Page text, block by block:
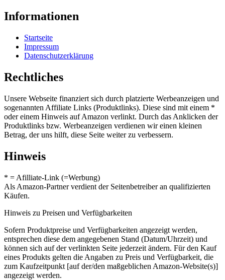
Informationen
Startseite
Impressum
Datenschutzerklärung
Rechtliches
Unsere Webseite finanziert sich durch platzierte Werbeanzeigen und
sogenannten Affiliate Links (Produktlinks). Diese sind mit einem *
oder einem Hinweis auf Amazon verlinkt. Durch das Anklicken der
Produktlinks bzw. Werbeanzeigen verdienen wir einen kleinen
Betrag, der uns hilft, diese Seite weiter zu verbessern.
Hinweis
* = Afilliate-Link (=Werbung)
Als Amazon-Partner verdient der Seitenbetreiber an qualifizierten
Käufen.
Hinweis zu Preisen und Verfügbarkeiten
Sofern Produktpreise und Verfügbarkeiten angezeigt werden,
entsprechen diese dem angegebenen Stand (Datum/Uhrzeit) und
können sich auf der verlinkten Seite jederzeit ändern. Für den Kauf
eines Produkts gelten die Angaben zu Preis und Verfügbarkeit, die
zum Kaufzeitpunkt [auf der/den maßgeblichen Amazon-Website(s)]
angezeigt werden.